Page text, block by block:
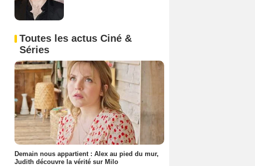
Toutes les actus Ciné &
Séries
Demain nous appartient : Alex au pied du mur,
Judith découvre la vérité sur Milo